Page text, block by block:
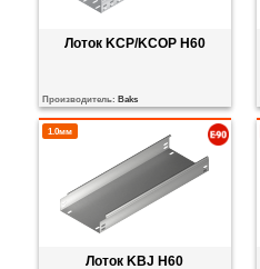
Лоток KCP/KCOP H60
Производитель: Baks
1.0мм
Лоток KBJ H60